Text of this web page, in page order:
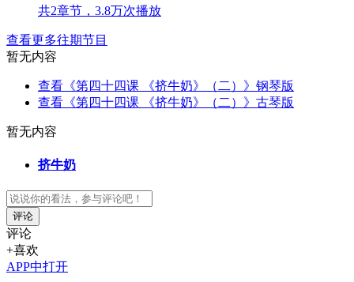
共2章节，3.8万次播放
查看更多往期节目
暂无内容
查看《第四十四课 《挤牛奶》（二）》钢琴版
查看《第四十四课 《挤牛奶》（二）》古琴版
暂无内容
挤牛奶
评论
评论
+喜欢
APP中打开